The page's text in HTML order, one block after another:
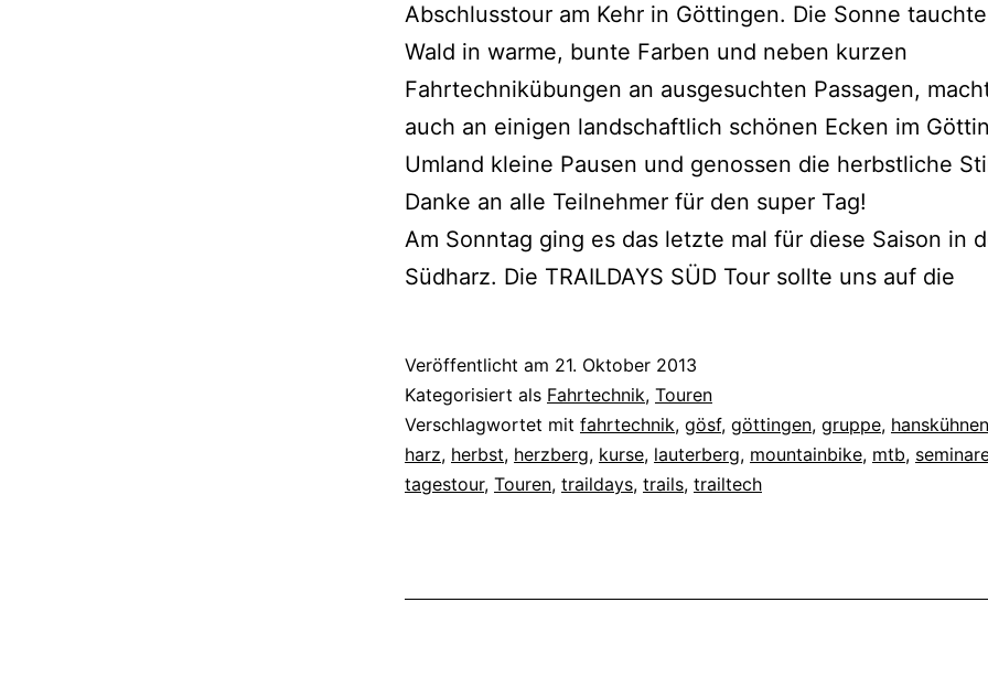
Abschlusstour am Kehr in Göttingen. Die Sonne
Wald in warme, bunte Farben und neben kurzen
Fahrtechnikübungen an ausgesuchten Passagen,
auch an einigen landschaftlich schönen Ecken im
Umland kleine Pausen und genossen die herbstliche
Danke an alle Teilnehmer für den super Tag!
Am Sonntag ging es das letzte mal für diese Saison in
Südharz. Die TRAILDAYS SÜD Tour sollte uns auf die
Veröffentlicht am 21. Oktober 2013
Kategorisiert als Fahrtechnik, Touren
Verschlagwortet mit fahrtechnik, gösf, göttingen, gruppe,
harz, herbst, herzberg, kurse, lauterberg, mountainbike, mtb,
tagestour, Touren, traildays, trails, trailtech